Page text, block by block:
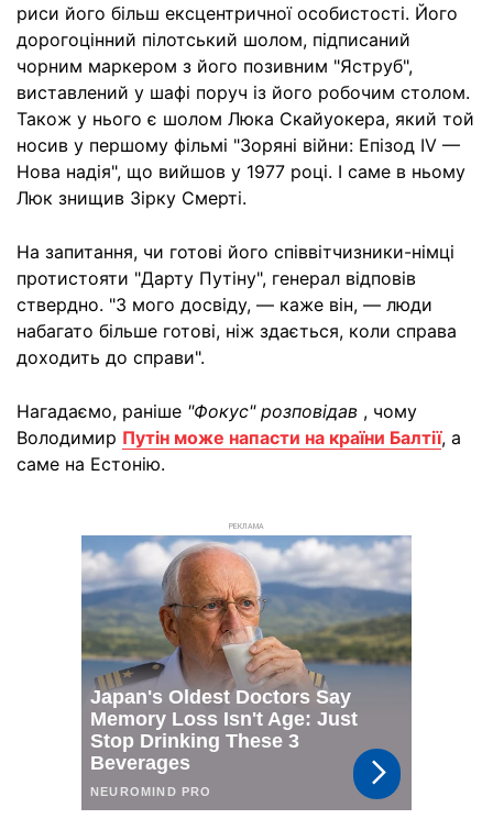
риси його більш ексцентричної особистості. Його
дорогоцінний пілотський шолом, підписаний
чорним маркером з його позивним "Яструб",
виставлений у шафі поруч із його робочим столом.
Також у нього є шолом Люка Скайуокера, який той
носив у першому фільмі "Зоряні війни: Епізод IV —
Нова надія", що вийшов у 1977 році. І саме в ньому
Люк знищив Зірку Смерті.
На запитання, чи готові його співвітчизники-німці
протистояти "Дарту Путіну", генерал відповів
ствердно. "З мого досвіду, — каже він, — люди
набагато більше готові, ніж здається, коли справа
доходить до справи".
Нагадаємо, раніше "Фокус" розповідав , чому
Володимир Путін може напасти на країни Балтії, а
саме на Естонію.
РЕКЛАМА